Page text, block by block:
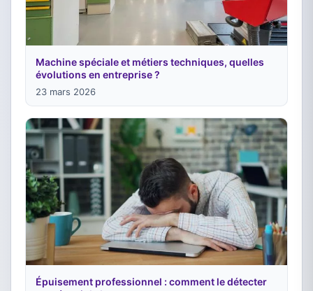
Machine spéciale et métiers techniques, quelles
évolutions en entreprise ?
23 mars 2026
Épuisement professionnel : comment le détecter